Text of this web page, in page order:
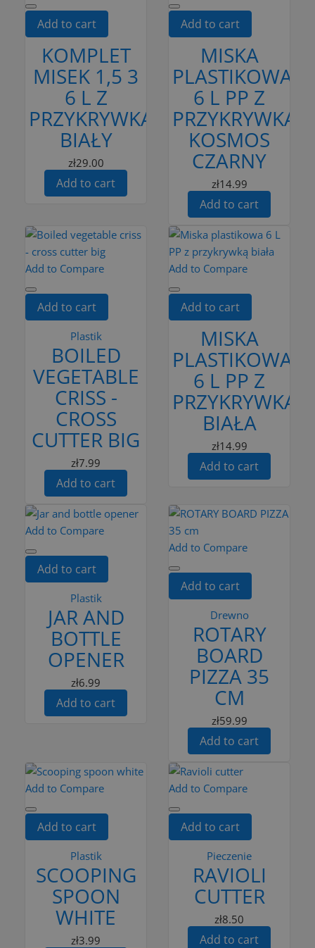
Add to cart
KOMPLET
MISEK 1,5 3
6 L Z
PRZYKRYWKAMI
BIAŁY
zł29.00
Add to cart
Add to cart
MISKA
PLASTIKOWA
6 L PP Z
PRZYKRYWKĄ
KOSMOS
CZARNY
zł14.99
Add to cart
Add to Compare
Add to cart
Plastik
BOILED
VEGETABLE
CRISS -
CROSS
CUTTER BIG
zł7.99
Add to cart
Add to Compare
Add to cart
MISKA
PLASTIKOWA
6 L PP Z
PRZYKRYWKĄ
BIAŁA
zł14.99
Add to cart
Add to Compare
Add to cart
Plastik
JAR AND
BOTTLE
OPENER
zł6.99
Add to cart
Add to Compare
Add to cart
Drewno
ROTARY
BOARD
PIZZA 35
CM
zł59.99
Add to cart
Add to Compare
Add to cart
Plastik
SCOOPING
SPOON
WHITE
zł3.99
Add to Compare
Add to cart
Pieczenie
RAVIOLI
CUTTER
zł8.50
Add to cart